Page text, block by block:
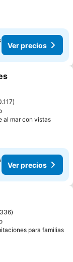
Ver precios
al mar con vistas
Ver precios
para familias